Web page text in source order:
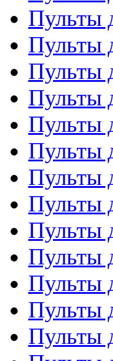
Пульты
Пульты
Пульты
Пульты
Пульты
Пульты
Пульты
Пульты
Пульты
Пульты
Пульты
Пульты
Пульты